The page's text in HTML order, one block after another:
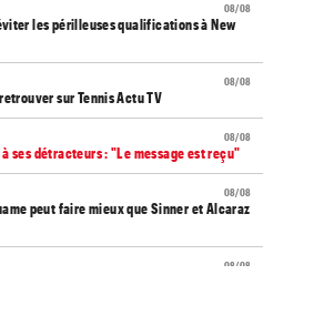
08/08
les périlleuses qualifications à New
08/08
sur Tennis Actu TV
08/08
ses détracteurs : "Le message est reçu"
08/08
peut faire mieux que Sinner et Alcaraz
08/08